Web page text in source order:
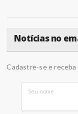
Notícias no
Cadastre-se e
Seu nome